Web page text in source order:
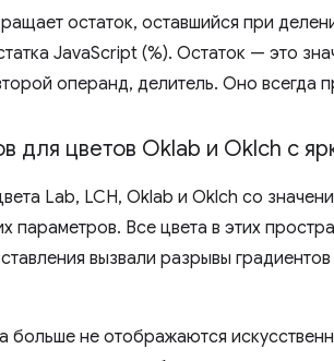
остаток, оставшийся при
JavaScript (%). Остаток — это
операнд, делитель. Оно всегда
для цветов Oklab и Oklch с
Lab, LCH, Oklab и Oklch со
параметров. Все цвета в этих
вызвали разрывы
больше не отображаются